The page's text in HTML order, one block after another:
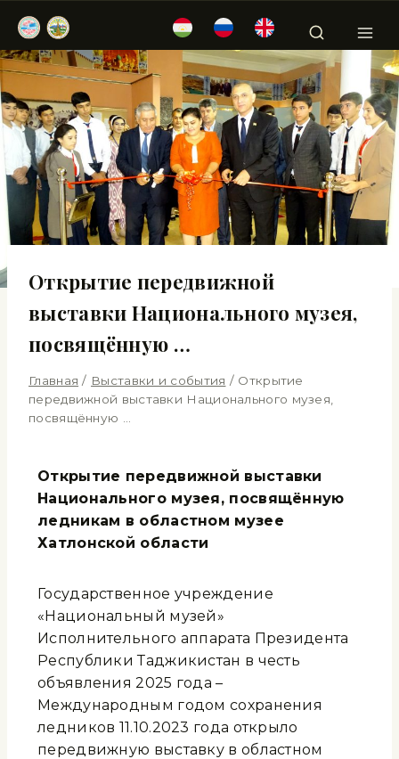
Открытие передвижной
выставки Национального музея,
посвящённую …
Главная / Выставки и события / Открытие
передвижной выставки Национального музея,
посвящённую …
Открытие передвижной выставки
Национального музея, посвящённую
ледникам в областном музее
Хатлонской области
Государственное учреждение
«Национальный музей»
Исполнительного аппарата Президента
Республики Таджикистан в честь
объявления 2025 года –
Международным годом сохранения
ледников 11.10.2023 года открыло
передвижную выставку в областном